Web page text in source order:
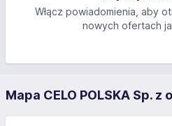
Włącz powiadomienia, aby
nowych ofertach
Mapa CELO POLSKA Sp. z